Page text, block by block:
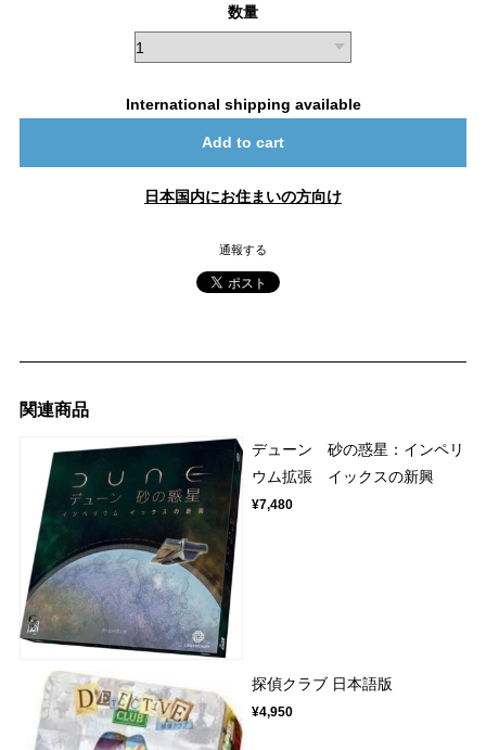
数量
International shipping available
Add to cart
日本国内にお住まいの方向け
通報する
関連商品
デューン 砂の惑星：インペリ
ウム拡張 イックスの新興
¥7,480
探偵クラブ 日本語版
¥4,950